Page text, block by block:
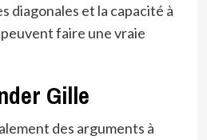
diagonales et la capacité à
faire une vraie
Gille
des arguments à